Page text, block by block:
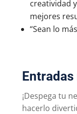
creatividad
mejores
“Sean lo
¡Despega tu
hacerlo